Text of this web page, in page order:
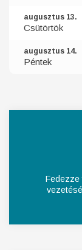
augusztus 13.
Csütörtök
augusztus 14.
Péntek
Fedezze